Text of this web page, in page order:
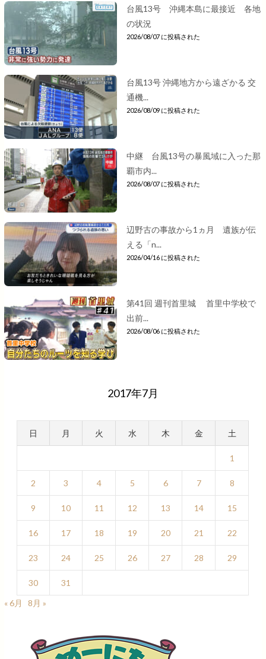
台風13号 沖縄本島に最接近 各地
の状況
2026/08/07 に投稿された
台風13号 沖縄地方から遠ざかる 交
通機...
2026/08/09 に投稿された
中継 台風13号の暴風域に入った那
覇市内...
2026/08/07 に投稿された
辺野古の事故から1ヵ月 遺族が伝
える「n...
2026/04/16 に投稿された
第41回 週刊首里城 首里中学校で
出前...
2026/08/06 に投稿された
2017年7月
日 月 火 水 木 金 土
1
2 3 4 5 6 7 8
9 10 11 12 13 14 15
16 17 18 19 20 21 22
23 24 25 26 27 28 29
30
31
« 6月
8月 »